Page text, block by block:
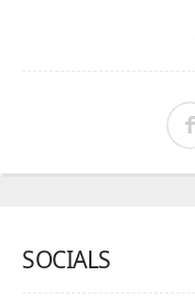
SOCIALS